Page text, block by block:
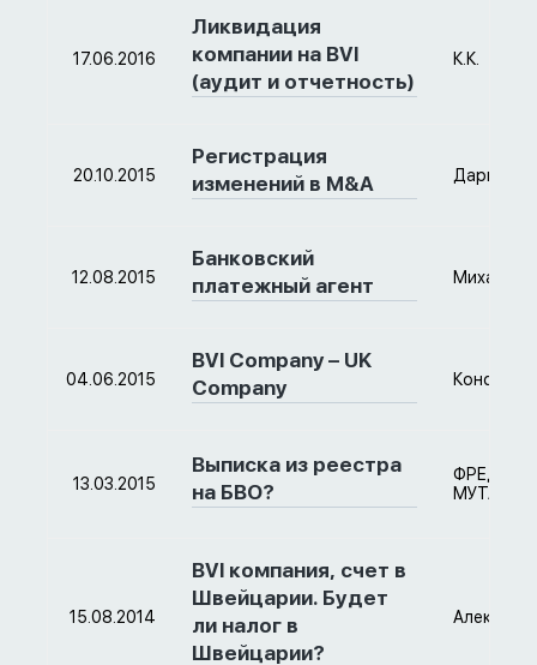
17.06.2016
Ликвидация
компании на BVI
(аудит и отчетность)
К.К.
20.10.2015
Регистрация
изменений в M&A
Дарья
12.08.2015
Банковский
платежный агент
Михаил
04.06.2015
BVI Company – UK
Company
13.03.2015
Выписка из реестра
на БВО?
ФРЕД
15.08.2014
BVI компания, счет в
Швейцарии. Будет
ли налог в
Швейцарии?